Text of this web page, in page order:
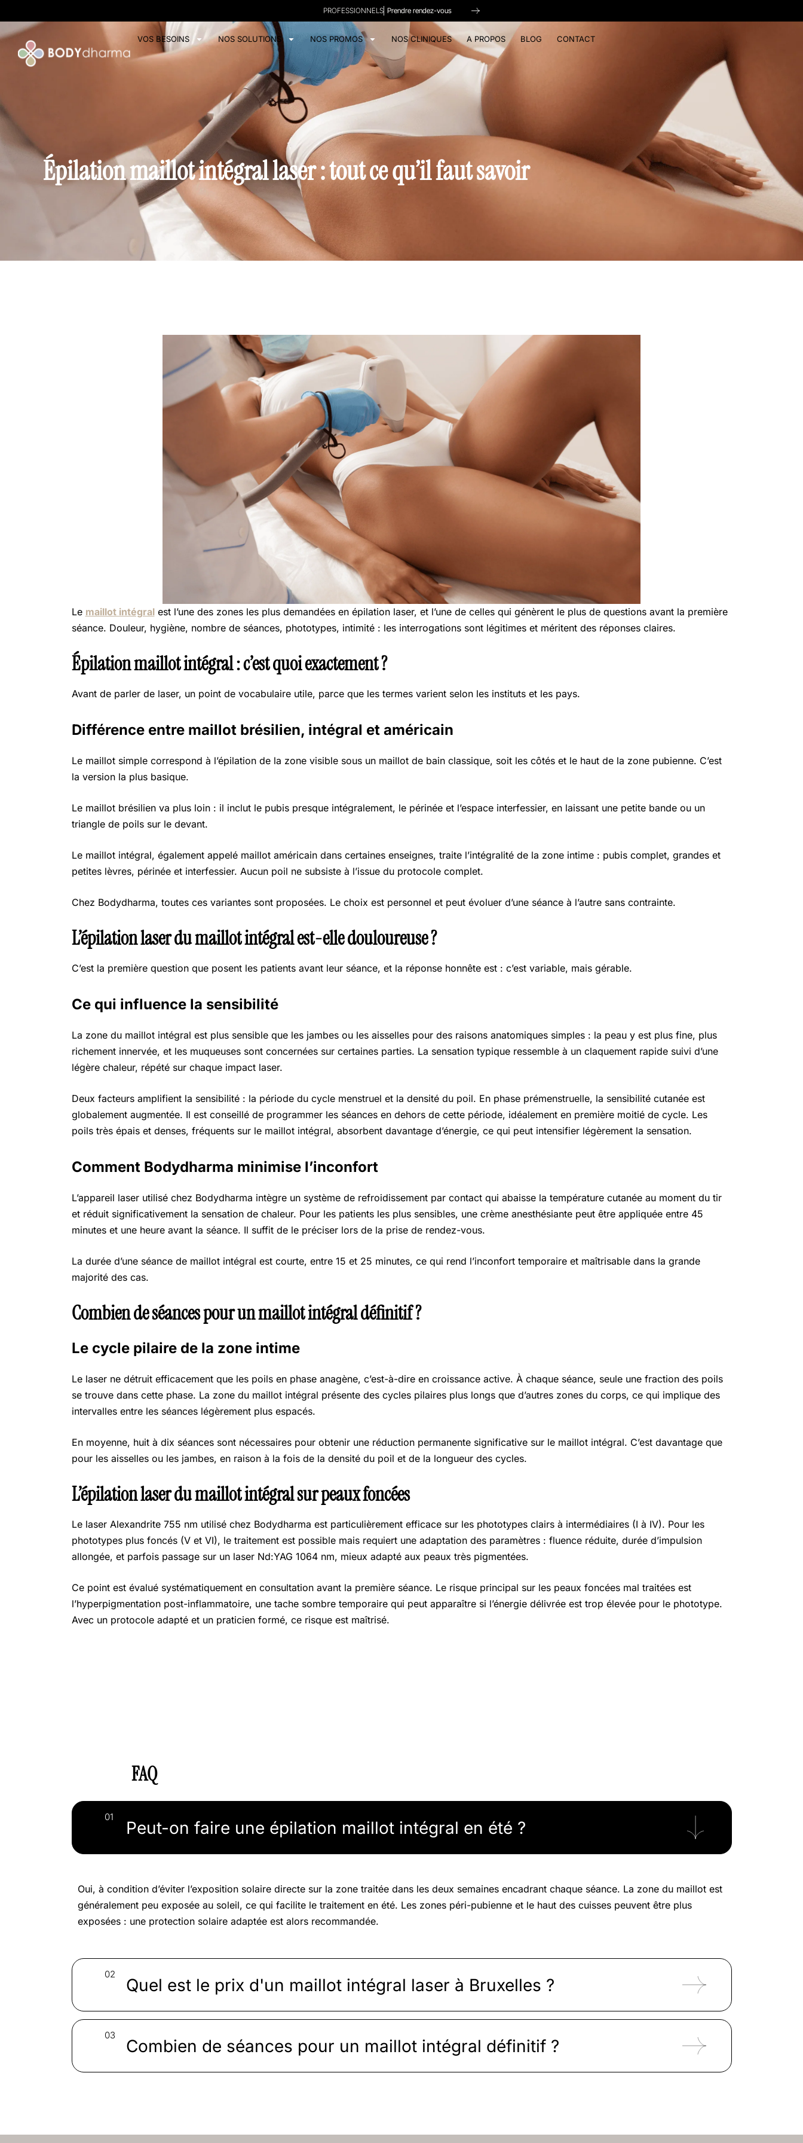
PROFESSIONNELS Prendre rendez-vous
VOS BESOINS NOS SOLUTIONS NOS PROMOS NOS CLINIQUES A PROPOS BLOG CONTACT
Épilation maillot intégral laser : tout ce qu’il faut savoir
Le maillot intégralest l’une des zones les plus demandées en épilation laser, et l’une de celles qui génèrent le plus de questions avant la première
séance. Douleur, hygiène, nombre de séances, phototypes, intimité : les interrogations sont légitimes et méritent des réponses claires.
Épilation maillot intégral : c’est quoi exactement ?
Avant de parler de laser, un point de vocabulaire utile, parce que les termes varient selon les instituts et les pays.
Différence entre maillot brésilien, intégral et américain
Le maillot simple correspond à l’épilation de la zone visible sous un maillot de bain classique, soit les côtés et le haut de la zone pubienne. C’est
la version la plus basique.
Le maillot brésilien va plus loin : il inclut le pubis presque intégralement, le périnée et l’espace interfessier, en laissant une petite bande ou un
triangle de poils sur le devant.
Le maillot intégral, également appelé maillot américain dans certaines enseignes, traite l’intégralité de la zone intime : pubis complet, grandes et
petites lèvres, périnée et interfessier. Aucun poil ne subsiste à l’issue du protocole complet.
Chez Bodydharma, toutes ces variantes sont proposées. Le choix est personnel et peut évoluer d’une séance à l’autre sans contrainte.
L’épilation laser du maillot intégral est-elle douloureuse ?
C’est la première question que posent les patients avant leur séance, et la réponse honnête est : c’est variable, mais gérable.
Ce qui influence la sensibilité
La zone du maillot intégral est plus sensible que les jambes ou les aisselles pour des raisons anatomiques simples : la peau y est plus fine, plus
richement innervée, et les muqueuses sont concernées sur certaines parties. La sensation typique ressemble à un claquement rapide suivi d’une
légère chaleur, répété sur chaque impact laser.
Deux facteurs amplifient la sensibilité : la période du cycle menstruel et la densité du poil. En phase prémenstruelle, la sensibilité cutanée est
globalement augmentée. Il est conseillé de programmer les séances en dehors de cette période, idéalement en première moitié de cycle. Les
poils très épais et denses, fréquents sur le maillot intégral, absorbent davantage d’énergie, ce qui peut intensifier légèrement la sensation.
Comment Bodydharma minimise l’inconfort
L’appareil laser utilisé chez Bodydharma intègre un système de refroidissement par contact qui abaisse la température cutanée au moment du tir
et réduit significativement la sensation de chaleur. Pour les patients les plus sensibles, une crème anesthésiante peut être appliquée entre 45
minutes et une heure avant la séance. Il suffit de le préciser lors de la prise de rendez-vous.
La durée d’une séance de maillot intégral est courte, entre 15 et 25 minutes, ce qui rend l’inconfort temporaire et maîtrisable dans la grande
majorité des cas.
Combien de séances pour un maillot intégral définitif ?
Le cycle pilaire de la zone intime
Le laser ne détruit efficacement que les poils en phase anagène, c’est-à-dire en croissance active. À chaque séance, seule une fraction des poils
se trouve dans cette phase. La zone du maillot intégral présente des cycles pilaires plus longs que d’autres zones du corps, ce qui implique des
intervalles entre les séances légèrement plus espacés.
En moyenne, huit à dix séances sont nécessaires pour obtenir une réduction permanente significative sur le maillot intégral. C’est davantage que
pour les aisselles ou les jambes, en raison à la fois de la densité du poil et de la longueur des cycles.
L’épilation laser du maillot intégral sur peaux foncées
Le laser Alexandrite 755 nm utilisé chez Bodydharma est particulièrement efficace sur les phototypes clairs à intermédiaires (I à IV). Pour les
phototypes plus foncés (V et VI), le traitement est possible mais requiert une adaptation des paramètres : fluence réduite, durée d’impulsion
allongée, et parfois passage sur un laser Nd:YAG 1064 nm, mieux adapté aux peaux très pigmentées.
Ce point est évalué systématiquement en consultation avant la première séance. Le risque principal sur les peaux foncées mal traitées est
l’hyperpigmentation post-inflammatoire, une tache sombre temporaire qui peut apparaître si l’énergie délivrée est trop élevée pour le phototype.
Avec un protocole adapté et un praticien formé, ce risque est maîtrisé.
FAQ
Peut-on faire une épilation maillot intégral en été ?
Oui, à condition d’éviter l’exposition solaire directe sur la zone traitée dans les deux semaines encadrant chaque séance. La zone du maillot est
généralement peu exposée au soleil, ce qui facilite le traitement en été. Les zones péri-pubienne et le haut des cuisses peuvent être plus
exposées : une protection solaire adaptée est alors recommandée.
Quel est le prix d'un maillot intégral laser à Bruxelles ?
Combien de séances pour un maillot intégral définitif ?